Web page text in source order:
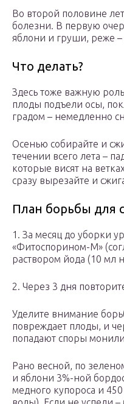
Во второй половине
болезни. В первую
яблони и груши, реже
Что делать?
Здесь тоже важную
плоды подъели осы,
градом – немедленно
Осенью собирайте и
течении всего лета –
которые висят на
сразу вырезайте и
План борьбы для
1. За месяц до уборки
«Фитоспорином-М»
раствором йода (10 мл
2. Через 3 дня
Уделите внимание
повреждает плоды, и
попадают споры
Рано весной, по
и яблони 3%-ной
медного купороса и